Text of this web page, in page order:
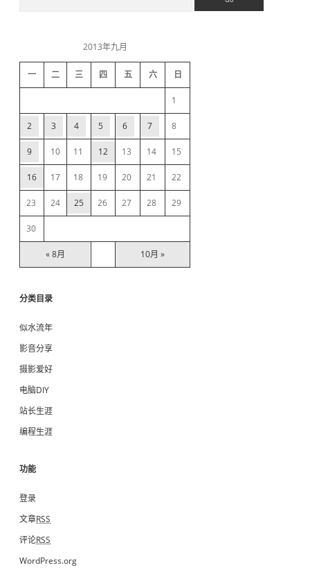
d
b
a
r
2013年九月
一 二 三 四 五 六 日
« 8月 10月 »
1
2 3 4 5 6 7 8
9 10 11 12 13 14 15
16 17 18 19 20 21 22
23 24 25 26 27 28 29
30
分类目录
似水流年
影音分享
摄影爱好
电脑DIY
站长生涯
编程生涯
功能
登录
文章RSS
评论RSS
WordPress.org